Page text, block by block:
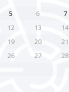
5 6 7
12 13 14
19 20 21
26 27 28